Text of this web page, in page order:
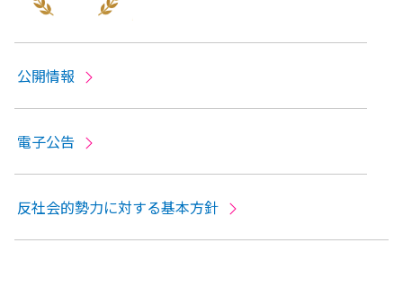
公開情報
電子公告
反社会的勢力に対する基本方針